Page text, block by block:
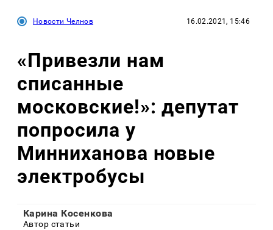
Новости Челнов 16.02.2021, 15:46
«Привезли нам
списанные
московские!»: депутат
попросила у
Минниханова новые
электробусы
Карина Косенкова
Автор статьи